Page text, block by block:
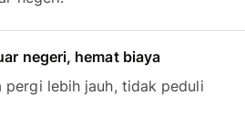
negeri, hemat biaya
pergi lebih jauh, tidak peduli